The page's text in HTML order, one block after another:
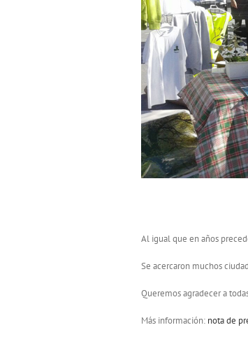
Al igual que en años
Se acercaron muchos
Queremos agradecer a
Más información: nota de